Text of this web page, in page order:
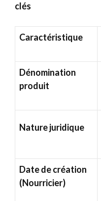
clés
Caractéristique
Dénomination
produit
Nature juridique
Date de création
(Nourricier)